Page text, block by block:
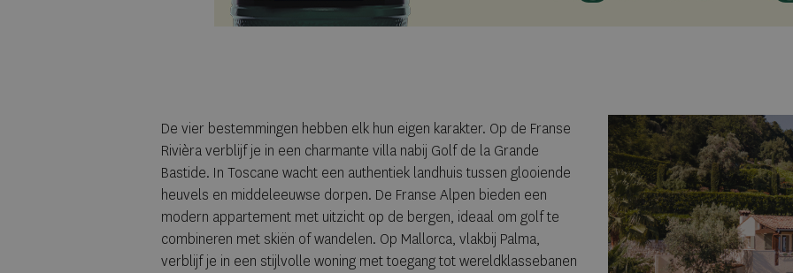
De vier bestemmingen hebben elk hun eigen karakter. Op de Franse
Rivièra verblijf je in een charmante villa nabij Golf de la Grande
Bastide. In Toscane wacht een authentiek landhuis tussen glooiende
heuvels en middeleeuwse dorpen. De Franse Alpen bieden een
modern appartement met uitzicht op de bergen, ideaal om golf te
combineren met skiën of wandelen. Op Mallorca, vlakbij Palma,
verblijf je in een stijlvolle woning met toegang tot wereldklassebanen